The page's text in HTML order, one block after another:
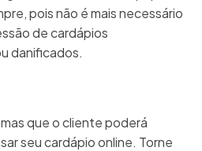
pois não é mais necessário
de cardápios
danificados.
que o cliente poderá
seu cardápio online. Torne